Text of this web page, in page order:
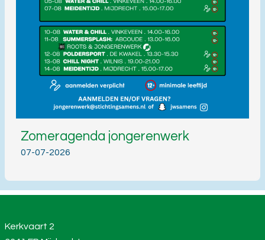
Zomeragenda jongerenwerk
07-07-2026
Kerkvaart 2